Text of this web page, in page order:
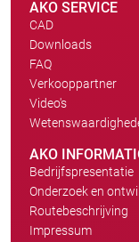
AKO SERVICE
CAD
Downloads
FAQ
Verkooppartner
Video's
AKO
Bedrijfspresentatie
Onderzoek en
Routebeschrijving
Impressum